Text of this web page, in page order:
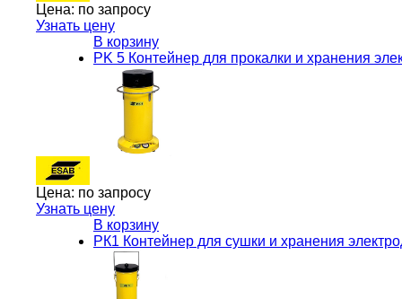
Цена: по запросу
Узнать цену
В корзину
PK 5 Контейнер для прокалки и хранения
Цена: по запросу
Узнать цену
В корзину
РК1 Контейнер для сушки и хранения